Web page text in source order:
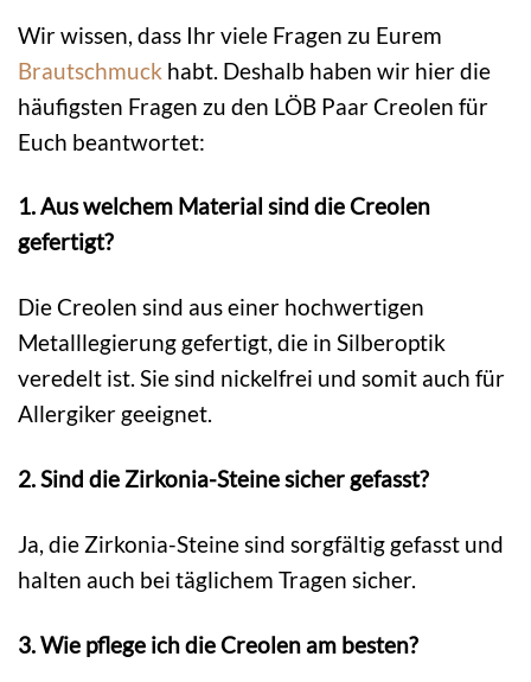
Wir wissen, dass Ihr viele Fragen zu Eurem
Brautschmuck habt. Deshalb haben wir hier die
häufigsten Fragen zu den LÖB Paar Creolen für
Euch beantwortet:
1. Aus welchem Material sind die Creolen
gefertigt?
Die Creolen sind aus einer hochwertigen
Metalllegierung gefertigt, die in Silberoptik
veredelt ist. Sie sind nickelfrei und somit auch für
Allergiker geeignet.
2. Sind die Zirkonia-Steine sicher gefasst?
Ja, die Zirkonia-Steine sind sorgfältig gefasst und
halten auch bei täglichem Tragen sicher.
3. Wie pflege ich die Creolen am besten?